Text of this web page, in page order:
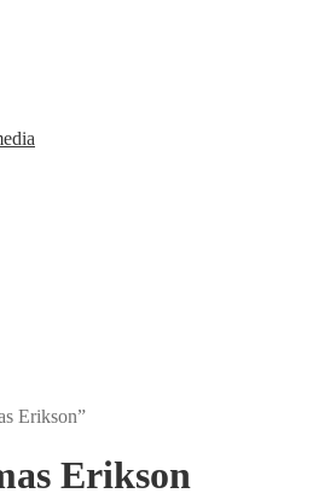
Erikson”
Erikson